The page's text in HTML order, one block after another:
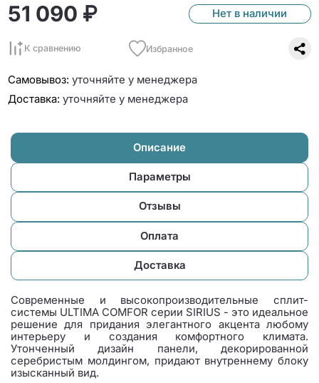
51 090 ₽ Нет в наличии
К сравнению Избранное
Самовывоз: уточняйте у менеджера
Доставка: уточняйте у менеджера
Описание
Параметры
Отзывы
Оплата
Доставка
Современные и высокопроизводительные сплит-
системы ULTIMA COMFOR серии SIRIUS - это идеальное
решение для придания элегантного акцента любому
интерьеру и создания комфортного климата.
Утонченный дизайн панели, декорированной
серебристым молдингом, придают внутреннему блоку
изысканный вид.